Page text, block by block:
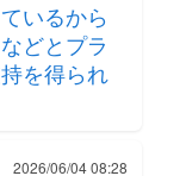
いるから
どとプラ
を得られ
2026/06/04 08:28